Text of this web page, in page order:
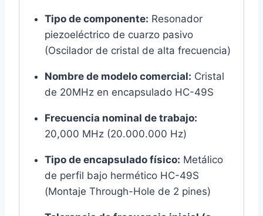
Tipo de componente: Resonador
piezoeléctrico de cuarzo pasivo
(Oscilador de cristal de alta frecuencia)
Nombre de modelo comercial: Cristal
de 20MHz en encapsulado HC-49S
Frecuencia nominal de trabajo:
20,000 MHz (20.000.000 Hz)
Tipo de encapsulado físico: Metálico
de perfil bajo hermético HC-49S
(Montaje Through-Hole de 2 pines)